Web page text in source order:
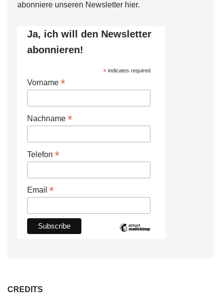
abonniere unseren Newsletter hier.
Ja, ich will den Newsletter
abonnieren!
*indicates required
Vorname *
Nachname *
Telefon *
Email *
CREDITS